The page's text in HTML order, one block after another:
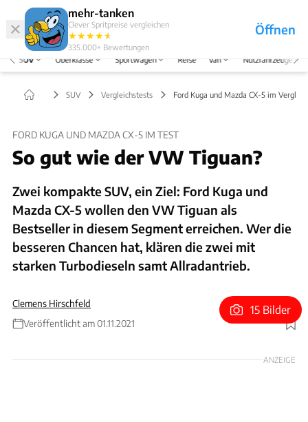
mehr-tanken
Clever Spritpreise vergleichen
★★★★★
★
335.000+ Bewertungen
Öffnen
Abo
Menü
SUV Oberklasse Sportwagen Reise Van Nutzfahrzeuge
SUV Vergleichstests Ford Kuga und Mazda CX-5 im
FORD KUGA UND MAZDA CX-5 IM TEST
So gut wie der VW Tiguan?
Zwei kompakte SUV, ein Ziel: Ford Kuga und
Mazda CX-5 wollen den VW Tiguan als
Bestseller in diesem Segment erreichen. Wer die
besseren Chancen hat, klären die zwei mit
starken Turbodieseln samt Allradantrieb.
Clemens Hirschfeld
Veröffentlicht am 01.11.2021
Foto: Achim Hartmann
15 Bilder
ANZEIGE